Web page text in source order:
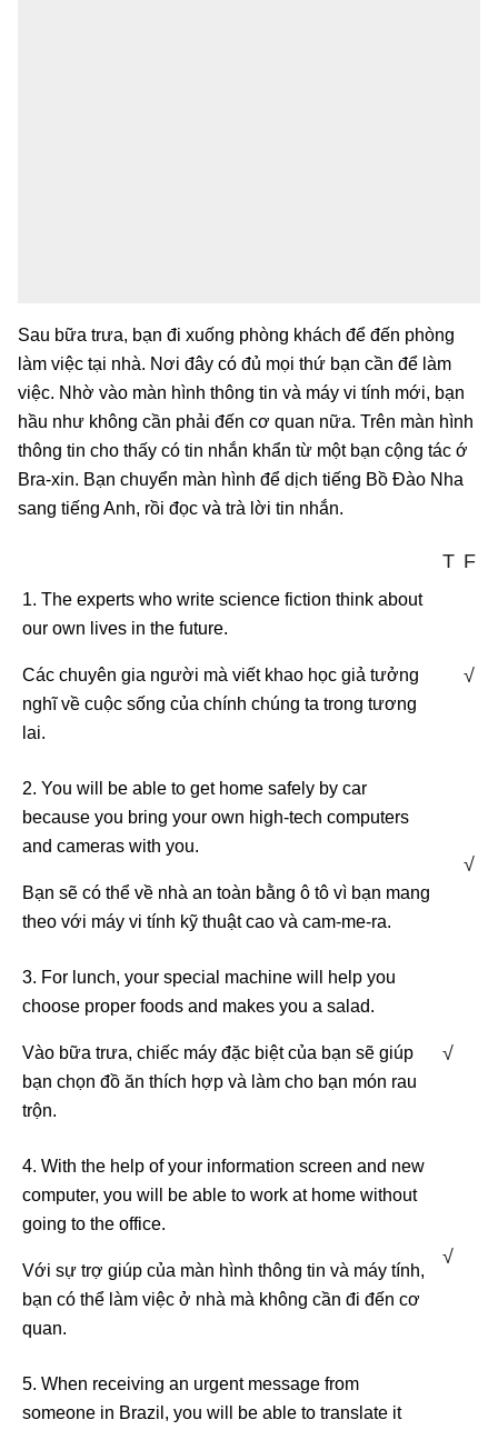
Sau bữa trưa, bạn đi xuống phòng khách để đến phòng
làm việc tại nhà. Nơi đây có đủ mọi thứ bạn cần để làm
việc. Nhờ vào màn hình thông tin và máy vi tính mới, bạn
hầu như không cần phải đến cơ quan nữa. Trên màn hình
thông tin cho thấy có tin nhắn khẩn từ một bạn cộng tác ớ
Bra-xin. Bạn chuyển màn hình để dịch tiếng Bồ Đào Nha
sang tiếng Anh, rồi đọc và trà lời tin nhắn.
T F
1. The experts who write science fiction think about
our own lives in the future.
Các chuyên gia người mà viết khao học giả tưởng
nghĩ về cuộc sống của chính chúng ta trong tương
lai.
√
2. You will be able to get home safely by car
because you bring your own high-tech computers
and cameras with you.
Bạn sẽ có thể về nhà an toàn bằng ô tô vì bạn mang
theo với máy vi tính kỹ thuật cao và cam-me-ra.
√
3. For lunch, your special machine will help you
choose proper foods and makes you a salad.
Vào bữa trưa, chiếc máy đặc biệt của bạn sẽ giúp
bạn chọn đồ ăn thích hợp và làm cho bạn món rau
trộn.
√
4. With the help of your information screen and new
computer, you will be able to work at home without
going to the office.
Với sự trợ giúp của màn hình thông tin và máy tính,
bạn có thể làm việc ở nhà mà không cần đi đến cơ
quan.
√
5. When receiving an urgent message from
someone in Brazil, you will be able to translate it